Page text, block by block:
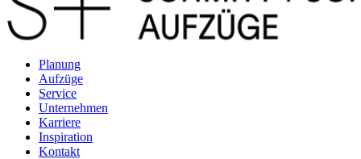
Planung
Aufzüge
Service
Unternehmen
Karriere
Inspiration
Kontakt